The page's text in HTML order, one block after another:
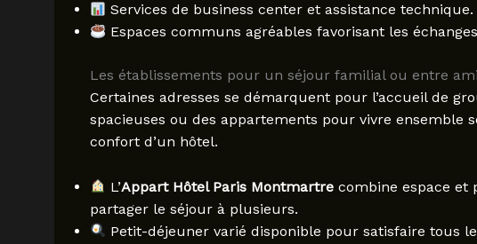
Services de business center et assistance technique.
Espaces communs agréables favorisant les
Les établissements pour un séjour familial ou entre
Certaines adresses se démarquent pour l’accueil de
spacieuses ou des appartements pour vivre ensemble
confort d’un hôtel.
L’Appart Hôtel Paris Montmartrecombine espace et
partager le séjour à plusieurs.
Petit-déjeuner varié disponible pour satisfaire tous